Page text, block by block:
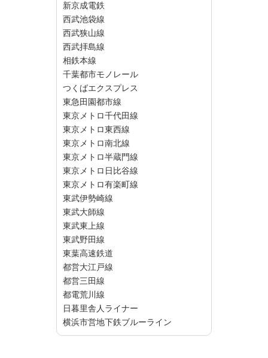
新京成電鉄
西武池袋線
西武狭山線
西武拝島線
相鉄本線
千葉都市モノレール
つくばエクスプレス
東急田園都市線
東京メトロ千代田線
東京メトロ東西線
東京メトロ南北線
東京メトロ半蔵門線
東京メトロ日比谷線
東京メトロ有楽町線
東武伊勢崎線
東武大師線
東武東上線
東武野田線
東葉高速鉄道
都営大江戸線
都営三田線
都電荒川線
日暮里舎人ライナー
横浜市営地下鉄ブルーライン